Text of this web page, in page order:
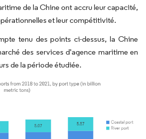
de la Chine ont accru leur capacité,
et leur compétitivité.
tenu des points ci-dessus, la Chine
des services d'agence maritime en
de la période étudiée.